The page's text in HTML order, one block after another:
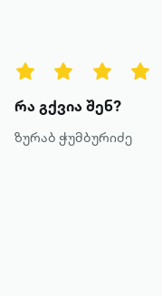
რა გქვია შენ?
ზურაბ ჭუმბურიძე